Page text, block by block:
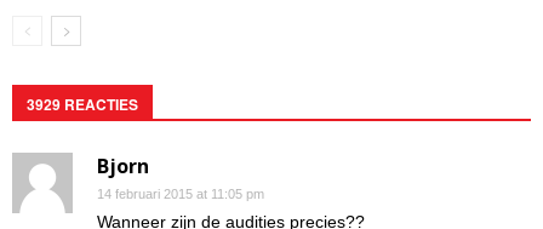
3929 REACTIES
Bjorn
14 februari 2015 at 11:05 pm
Wanneer zijn de audities precies??